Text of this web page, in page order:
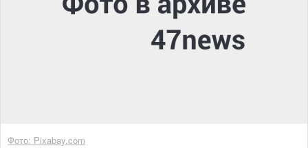
Фото: Pixabay.com